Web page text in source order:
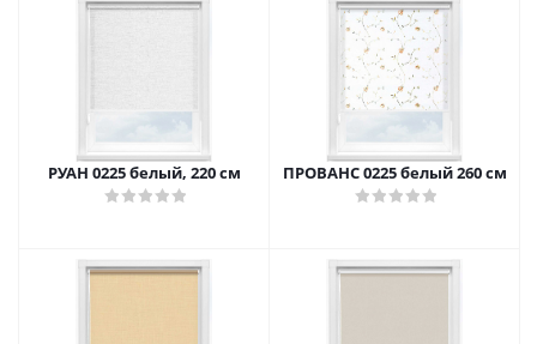
РУАН 0225 белый, 220 см ПРОВАНС 0225 белый 260 см